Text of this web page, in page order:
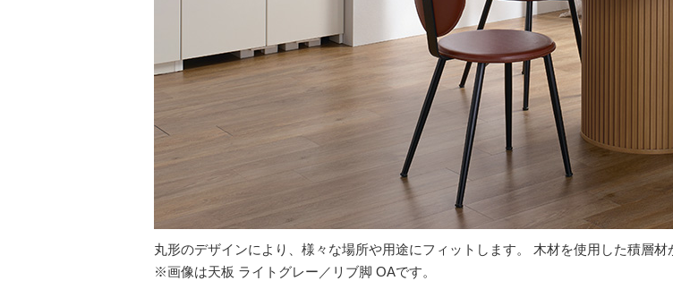
丸形のデザインにより、様々な場所や用途にフィットします。 木材を使用した積層
※画像は天板 ライトグレー／リブ脚 OAです。